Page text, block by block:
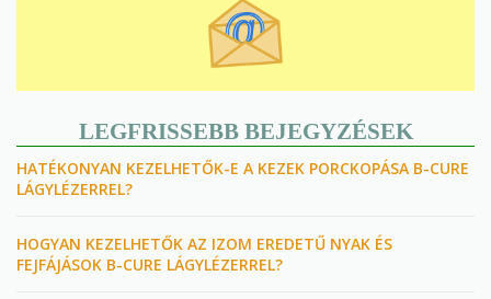
LEGFRISSEBB BEJEGYZÉSEK
HATÉKONYAN KEZELHETŐK-E A KEZEK PORCKOPÁSA B-CURE
LÁGYLÉZERREL?
HOGYAN KEZELHETŐK AZ IZOM EREDETŰ NYAK ÉS
FEJFÁJÁSOK B-CURE LÁGYLÉZERREL?